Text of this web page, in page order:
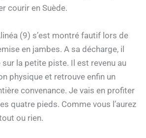
courir en Suède.
(9) s’est montré fautif lors de
en jambes. A sa décharge, il
sur la petite piste. Il est revenu au
physique et retrouve enfin un
convenance. Je vais en profiter
quatre pieds. Comme vous l’aurez
ou rien.